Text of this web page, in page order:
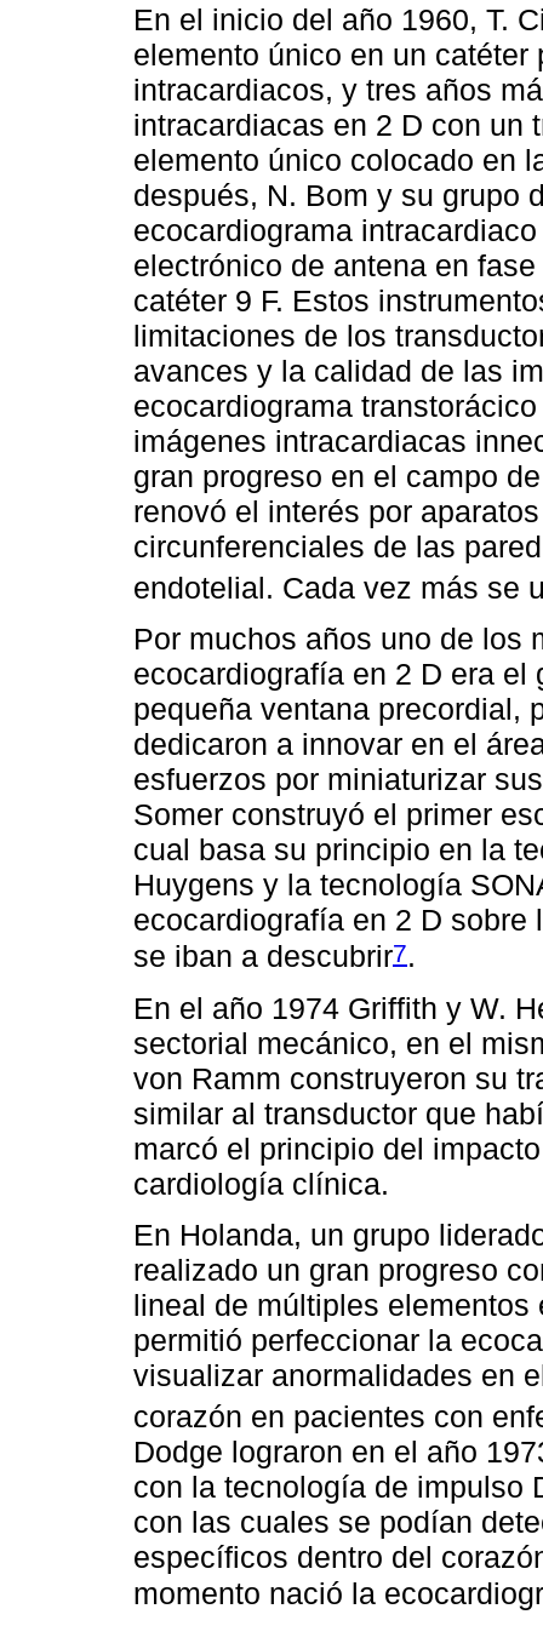
En el inicio del año 1960, T.
elemento único en un
intracardiacos, y tres años
intracardiacas en 2 D con un
elemento único colocado en
después, N. Bom y su grupo
ecocardiograma
electrónico de antena en
catéter 9 F. Estos
limitaciones de los
avances y la calidad de las
ecocardiograma
imágenes intracardiacas
gran progreso en el campo
renovó el interés por
circunferenciales de las
endotelial. Cada vez más se
Por muchos años uno de los
ecocardiografía en 2 D era
pequeña ventana precordial,
dedicaron a innovar en el
esfuerzos por miniaturizar
Somer construyó el primer
cual basa su principio en la
Huygens y la tecnología
ecocardiografía en 2 D
se iban a descubrir7.
En el año 1974 Griffith y W.
sectorial mecánico, en el
von Ramm construyeron su
similar al transductor que
marcó el principio del
cardiología clínica.
En Holanda, un grupo
realizado un gran progreso
lineal de múltiples
permitió perfeccionar la
visualizar anormalidades en
corazón en pacientes con
Dodge lograron en el año
con la tecnología de impulso
con las cuales se podían
específicos dentro del
momento nació la